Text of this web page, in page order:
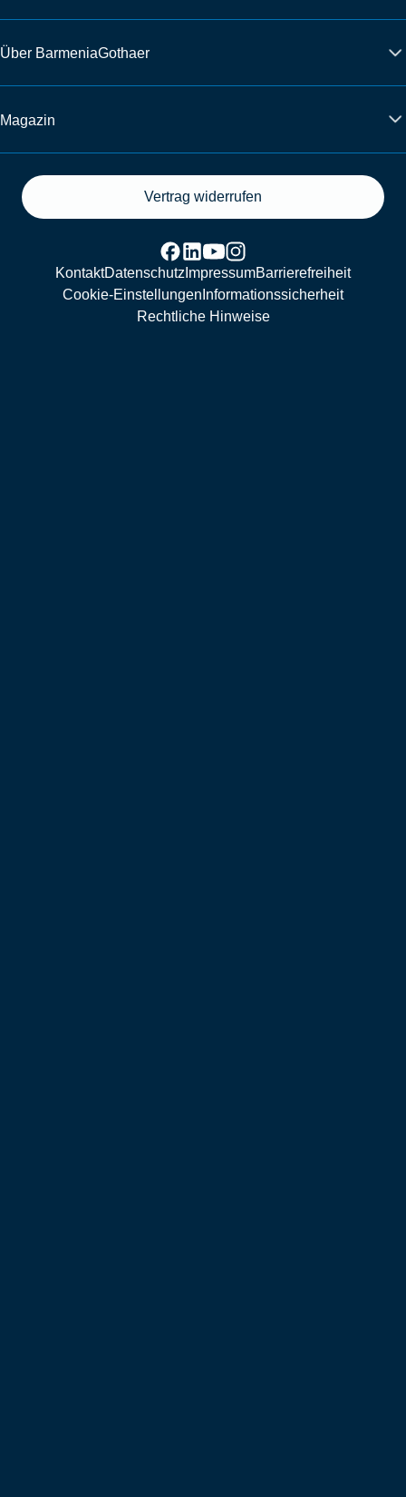
Über BarmeniaGothaer
Magazin
Vertrag widerrufen
KontaktDatenschutz ImpressumBarrierefreiheit
Cookie-Einstellungen Informationssicherheit
Rechtliche Hinweise